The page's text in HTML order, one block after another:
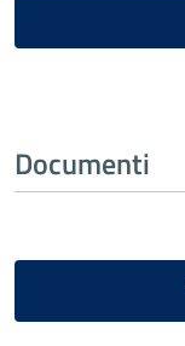
Documenti